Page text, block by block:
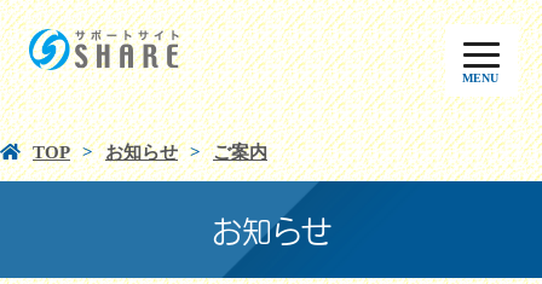
MENU
TOP お知らせ ご案内
お知らせ